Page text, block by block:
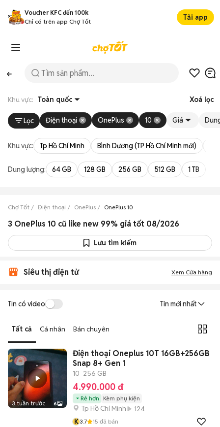
Voucher KFC đến 100k
Chỉ có trên app Chợ Tốt
Tải app
Khu vực: Toàn quốc Xoá lọc
Lọc Điện thoại OnePlus 10 Giá
Khu vực: Tp Hồ Chí Minh Bình Dương (TP Hồ Chí Minh mới)
Dung lượng: 64 GB 128 GB 256 GB 512 GB 1 TB
Chợ Tốt Điện thoại OnePlus OnePlus 10
3 OnePlus 10 cũ like new 99% giá tốt 08/2026
Lưu tìm kiếm
Siêu thị điện tử Xem Cửa hàng
Tin có video Tin mới nhất
Tất cả Cá nhân Bán chuyên
3 tuần trước 6
Điện thoại Oneplus 10T 16GB+256GB
Snap 8+ Gen 1
10 256 GB
4.990.000 đ
Rẻ hơn Kèm phụ kiện
Tp Hồ Chí Minh
124
K3.7 15 đã bán